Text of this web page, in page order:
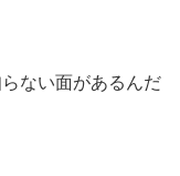
ない面があるんだ